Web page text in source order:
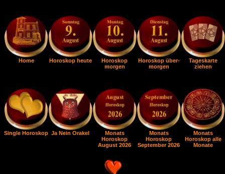
Home Horoskop heute
Horoskop
morgen
Horoskop über-
morgen
Tageskarte
ziehen
Single Horoskop Ja Nein Orakel
Monats
Horoskop
August 2026
Monats
Horoskop
September 2026
Monats
Horoskop alle
Monate